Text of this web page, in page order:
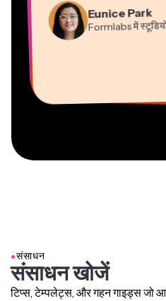
Eunice Park
Formlabs में
Grant Taleck
Panos
एपाथलॉन में प्रबंध
Gracie Peng
कंटेंट निदेशक
वीडियो एडिटर
Natasha Ball
परामर्शदाता
Dina Segovia
●संसाधन
संसाधन खोजें
टिप्स, टेम्पलेट्स, और गहन गाइड्स जो